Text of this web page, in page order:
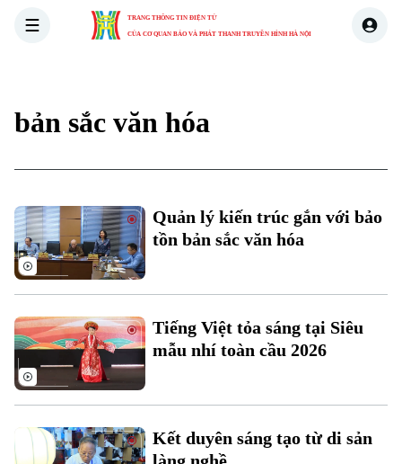
TRANG THÔNG TIN ĐIỆN TỬ
CỦA CƠ QUAN BÁO VÀ PHÁT THANH TRUYỀN HÌNH HÀ NỘI
Xu hướng
bản sắc văn hóa
Quản lý kiến trúc gắn với bảo
tồn bản sắc văn hóa
Tiếng Việt tỏa sáng tại Siêu
mẫu nhí toàn cầu 2026
Kết duyên sáng tạo từ di sản